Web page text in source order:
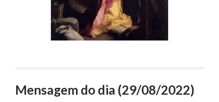
Mensagem do dia (29/08/2022)